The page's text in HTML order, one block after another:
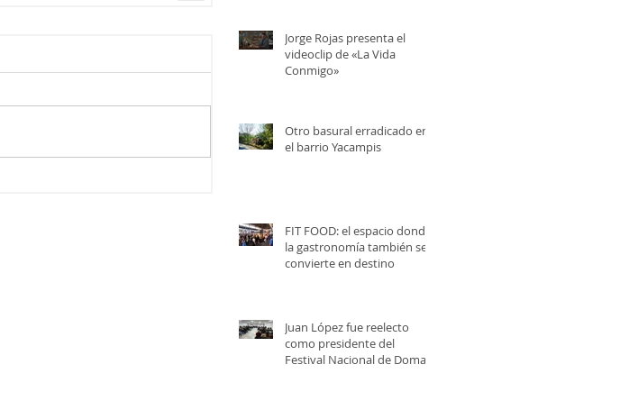
Jorge Rojas presenta el
videoclip de «La Vida
Conmigo»
Otro basural erradicado en
el barrio Yacampis
FIT FOOD: el espacio donde
la gastronomía también se
convierte en destino
Juan López fue reelecto
como presidente del
Festival Nacional de Doma y